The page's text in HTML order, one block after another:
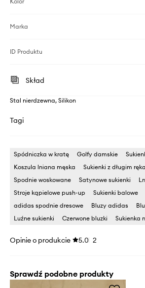
Marka
ID Produktu
Skład
Stal nierdzewna, Silikon
Tagi
Spódniczka w kratę Golfy damskie
Koszula lniana męska
Sukienki z długim
Spodnie woskowane
Satynowe sukienki
Stroje kąpielowe push-up
Sukienki balowe
adidas spodnie dresowe
Bluzy adidas
Luźne sukienki
Czerwone bluzki Sukienka
Opinie o produkcie 5.0 2
Sprawdź podobne produkty